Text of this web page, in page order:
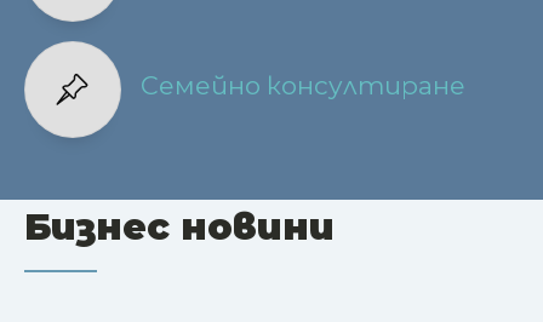
Семейно консултиране
Бизнес новини